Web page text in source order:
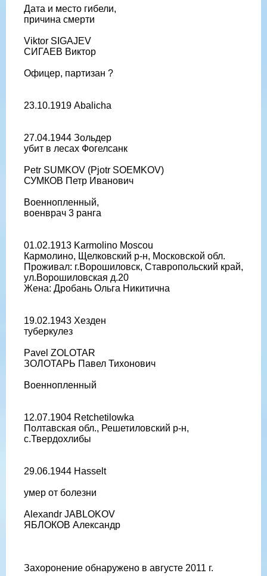
Дата и место гибели,
причина смерти
Viktor SIGAJEV
СИГАЕВ Виктор
Офицер, партизан ?
23.10.1919 Abalicha
27.04.1944 Зольдер
убит в лесах Фогелсанк
Petr SUMKOV (Pjotr SOEMKOV)
СУМКОВ Петр Иванович
Военнопленный,
военврач 3 ранга
01.02.1913 Karmolino Moscou
Кармолино, Щелковский р-н, Московской обл.
Проживал: г.Ворошиловск, Ставропольский край,
ул.Ворошиловская д.20
Жена: Дробань Ольга Никитична
19.02.1943 Хезден
туберкулез
Pavel ZOLOTAR
ЗОЛОТАРЬ Павел Тихонович
Военнопленный
12.07.1904 Retchetilowka
Полтавская обл., Решетиловский р-н,
с.Твердохлибы
29.06.1944 Hasselt
умер от болезни
Alexandr JABLOKOV
ЯБЛОКОВ Александр
Захоронение обнаружено в августе 2011 г.